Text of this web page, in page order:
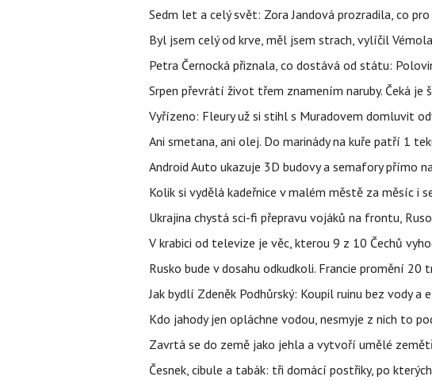
Sedm let a celý svět: Zora Jandová prozradila, co
Byl jsem celý od krve, měl jsem strach, vylíčil
Petra Černocká přiznala, co dostává od státu:
Srpen převrátí život třem znamením naruby. Čeká
Vyřízeno: Fleury už si stihl s Muradovem domluvit
Ani smetana, ani olej. Do marinády na kuře patří 1
Android Auto ukazuje 3D budovy a semafory přímo
Kolik si vydělá kadeřnice v malém městě za měsíc i
Ukrajina chystá sci-fi přepravu vojáků na frontu,
V krabici od televize je věc, kterou 9 z 10 Čechů
Rusko bude v dosahu odkudkoli. Francie promění
Jak bydlí Zdeněk Podhůrský: Koupil ruinu bez vody
Kdo jahody jen opláchne vodou, nesmyje z nich to
Zavrtá se do země jako jehla a vytvoří umělé
Česnek, cibule a tabák: tři domácí postřiky, po